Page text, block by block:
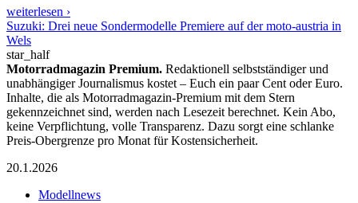
weiterlesen ›
Suzuki: Drei neue Sondermodelle Premiere auf der moto-austria in
Wels
star_half
Motorradmagazin Premium. Redaktionell selbstständiger und
unabhängiger Journalismus kostet – Euch ein paar Cent oder Euro.
Inhalte, die als Motorradmagazin-Premium mit dem Stern
gekennzeichnet sind, werden nach Lesezeit berechnet. Kein Abo,
keine Verpflichtung, volle Transparenz. Dazu sorgt eine schlanke
Preis-Obergrenze pro Monat für Kostensicherheit.
20.1.2026
Modellnews